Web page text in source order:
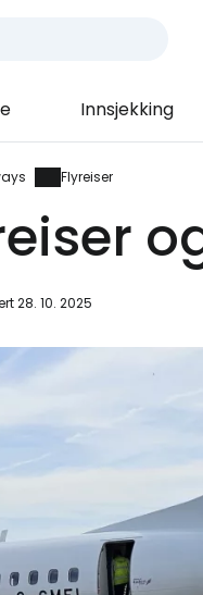
Innsjekking
Flyreiser
28. 10. 2025